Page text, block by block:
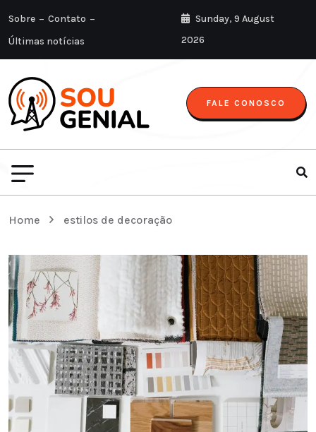
Sobre
Contato
Últimas notícias
Sunday, 9 August
2026
FALE CONOSCO
Home estilos de decoração